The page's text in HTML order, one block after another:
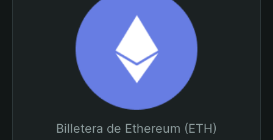
Billetera de Ethereum (ETH)